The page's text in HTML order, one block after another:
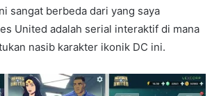
sangat berbeda dari yang saya
United adalah serial interaktif di mana
nasib karakter ikonik DC ini.